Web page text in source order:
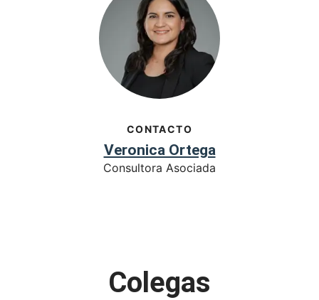
CONTACTO
Veronica Ortega
Consultora Asociada
Colegas